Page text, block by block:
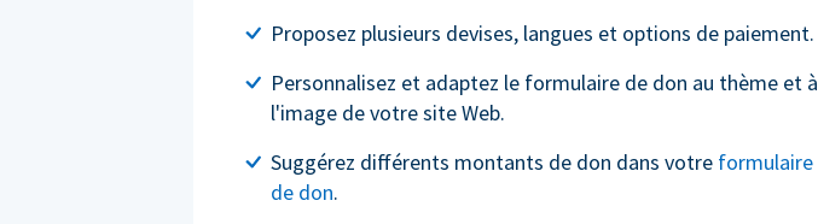
Proposez plusieurs devises, langues et options de paiement.
Personnalisez et adaptez le formulaire de don au thème et à
l'image de votre site Web.
Suggérez différents montants de don dans votre formulaire
de don.